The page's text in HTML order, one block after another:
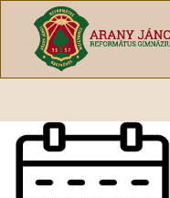
Ugrás a tartalomra